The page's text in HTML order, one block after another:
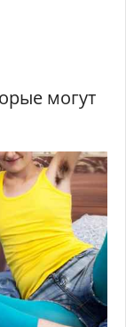
могут